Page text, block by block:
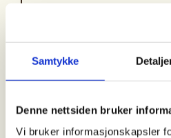
Samtykke
Denne nettsiden bruker
Vi bruker informasjonskapsler
Arrangør
Kontaktperson